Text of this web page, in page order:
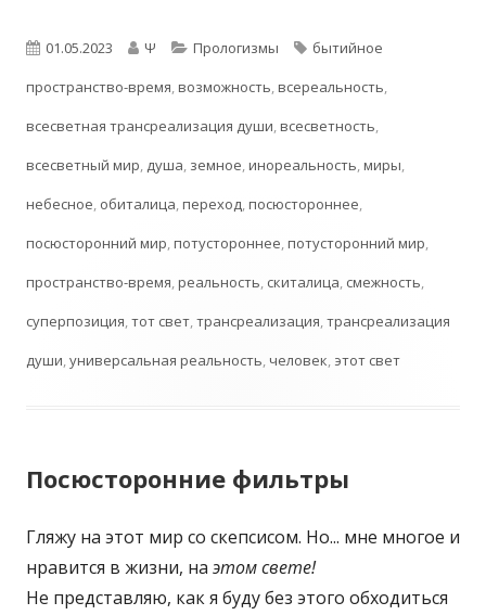
Опубликовано
01.05.2023 Автор
Ψ Рубрики
Прологизмы Метки
бытийное
пространство-время,возможность,всереальность,
всесветная трансреализация души,всесветность,
всесветный мир, душа, земное,инореальность,миры,
небесное, обиталица,переход,посюстороннее,
посюсторонний мир,потустороннее,потусторонний мир,
пространство-время,реальность, скиталица, смежность,
суперпозиция,тот свет,трансреализация,трансреализация
души,универсальная реальность,человек, этот свет
Посюсторонние фильтры
Гляжу на этот мир со скепсисом. Но... мне многое и
нравится в жизни, на этом свете!
Не представляю, как я буду без этого обходиться